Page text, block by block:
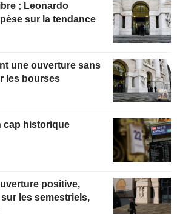
; Leonardo
sur la tendance
une ouverture sans
les bourses
cap historique
positive,
les semestriels,